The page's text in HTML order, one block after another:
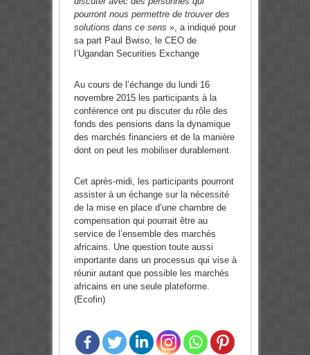
pourront nous permettre de trouver des
solutions dans ce sens », a indiqué pour
sa part Paul Bwiso, le CEO de
l’Ugandan Securities Exchange
Au cours de l’échange du lundi 16
novembre 2015 les participants à la
conférence ont pu discuter du rôle des
fonds des pensions dans la dynamique
des marchés financiers et de la manière
dont on peut les mobiliser durablement.
Cet après-midi, les participants pourront
assister à un échange sur la nécessité
de la mise en place d’une chambre de
compensation qui pourrait être au
service de l’ensemble des marchés
africains. Une question toute aussi
importante dans un processus qui vise à
réunir autant que possible les marchés
africains en une seule plateforme.
(Ecofin)